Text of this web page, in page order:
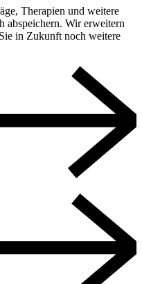
Therapien und weitere
abspeichern. Wir erweitern
in Zukunft noch weitere